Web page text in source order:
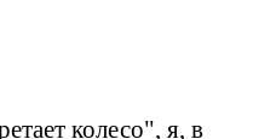
колесо", я, в